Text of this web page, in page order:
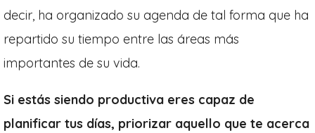
decir, ha organizado su agenda de tal forma que ha
repartido su tiempo entre las áreas más
importantes de su vida.
Si estás siendo productiva eres capaz de
planificar tus días, priorizar aquello que te acerca